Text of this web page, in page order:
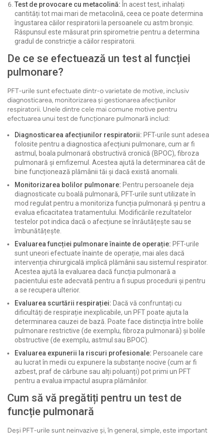
Test de provocare cu metacolină: În acest test, inhalați
cantități tot mai mari de metacolină, ceea ce poate determina
îngustarea căilor respiratorii la persoanele cu astm bronșic.
Răspunsul este măsurat prin spirometrie pentru a determina
gradul de constricție a căilor respiratorii.
De ce se efectuează un test al funcției
pulmonare?
PFT-urile sunt efectuate dintr-o varietate de motive, inclusiv
diagnosticarea, monitorizarea și gestionarea afecțiunilor
respiratorii. Unele dintre cele mai comune motive pentru
efectuarea unui test de funcționare pulmonară includ:
Diagnosticarea afecțiunilor respiratorii: PFT-urile sunt adesea
folosite pentru a diagnostica afecțiuni pulmonare, cum ar fi
astmul, boala pulmonară obstructivă cronică (BPOC), fibroza
pulmonară și emfizemul. Acestea ajută la determinarea cât de
bine funcționează plămânii tăi și dacă există anomalii.
Monitorizarea bolilor pulmonare: Pentru persoanele deja
diagnosticate cu boală pulmonară, PFT-urile sunt utilizate în
mod regulat pentru a monitoriza funcția pulmonară și pentru a
evalua eficacitatea tratamentului. Modificările rezultatelor
testelor pot indica dacă o afecțiune se înrăutățește sau se
îmbunătățește.
Evaluarea funcției pulmonare înainte de operație: PFT-urile
sunt uneori efectuate înainte de operație, mai ales dacă
intervenția chirurgicală implică plămânii sau sistemul respirator.
Acestea ajută la evaluarea dacă funcția pulmonară a
pacientului este adecvată pentru a fi supus procedurii și pentru
a se recupera ulterior.
Evaluarea scurtării respirației: Dacă vă confruntați cu
dificultăți de respirație inexplicabile, un PFT poate ajuta la
determinarea cauzei de bază. Poate face distincția între bolile
pulmonare restrictive (de exemplu, fibroza pulmonară) și bolile
obstructive (de exemplu, astmul sau BPOC).
Evaluarea expunerii la riscuri profesionale: Persoanele care
au lucrat în medii cu expunere la substanțe nocive (cum ar fi
azbest, praf de cărbune sau alți poluanți) pot primi un PFT
pentru a evalua impactul asupra plămânilor.
Cum să vă pregătiți pentru un test de
funcție pulmonară
Deși PFT-urile sunt neinvazive și, în general, simple, este important